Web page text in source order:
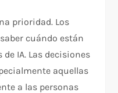
prioridad. Los
cuándo están
IA. Las decisiones
aquellas
a las personas